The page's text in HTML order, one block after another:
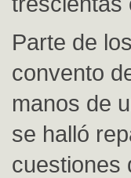
Parte de
convento
manos de
se halló
cuestiones